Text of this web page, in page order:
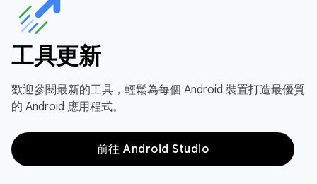
工具更新
歡迎參閱最新的工具，輕鬆為每個 Android 裝置打造最優質
的 Android 應用程式。
前往 Android Studio